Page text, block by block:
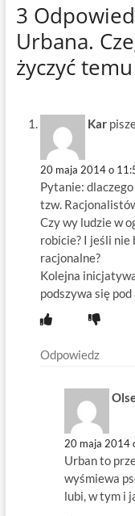
3
Urbana.
życzyć
Kar
20 maja 2014 o
Pytanie:
tzw.
Czy wy ludzie w
robicie? I jeśli
racjonalne?
Kolejna
podszywa się
Odpowiedz
20 maja 2014
Urban to
wyśmiewa
lubi, w tym i